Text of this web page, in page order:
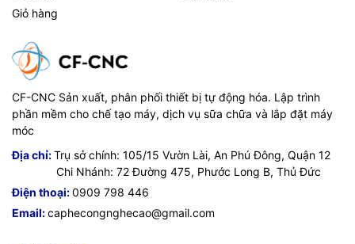
Giỏ hàng
CF-CNC Sản xuất, phân phối thiết bị tự động hóa. Lập trình
phần mềm cho chế tạo máy, dịch vụ sữa chữa và lắp đặt máy
móc
Địa chỉ:Trụ sở chính: 105/15 Vườn Lài, An Phú Đông, Quận 12
Chi Nhánh: 72 Đường 475, Phước Long B, Thủ Đức
Điện thoại:0909 798 446
Email:caphecongnghecao@gmail.com